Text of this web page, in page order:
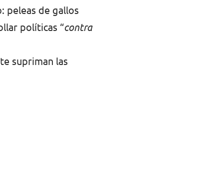
peleas de gallos
políticas “contra
supriman las